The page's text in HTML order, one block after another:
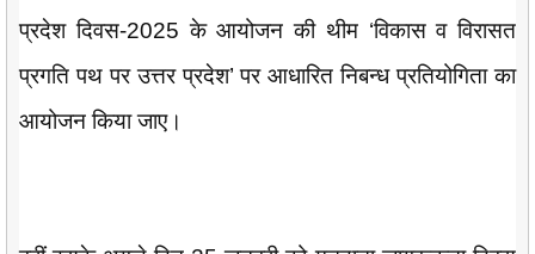
प्रदेश दिवस-2025 के आयोजन की थीम ‘विकास व विरासत
प्रगति पथ पर उत्तर प्रदेश’ पर आधारित निबन्ध प्रतियोगिता का
आयोजन किया जाए।